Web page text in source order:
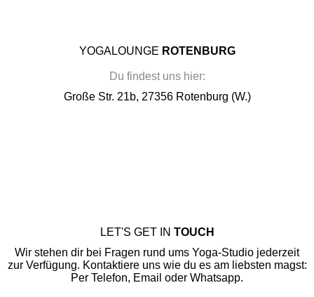
YOGALOUNGE ROTENBURG
Du findest uns hier:
Große Str. 21b, 27356 Rotenburg (W.)
LET'S GET IN TOUCH
Wir stehen dir bei Fragen rund ums Yoga-Studio jederzeit
zur Verfügung. Kontaktiere uns wie du es am liebsten magst:
Per Telefon, Email oder Whatsapp.